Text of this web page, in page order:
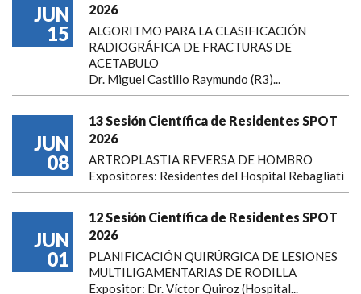
JUN
15
2026
ALGORITMO PARA LA CLASIFICACIÓN
RADIOGRÁFICA DE FRACTURAS DE
ACETABULO
Dr. Miguel Castillo Raymundo (R3)...
JUN
08
13 Sesión Científica de Residentes SPOT
2026
ARTROPLASTIA REVERSA DE HOMBRO
Expositores: Residentes del Hospital Rebagliati
JUN
01
12 Sesión Científica de Residentes SPOT
2026
PLANIFICACIÓN QUIRÚRGICA DE LESIONES
MULTILIGAMENTARIAS DE RODILLA
Expositor: Dr. Víctor Quiroz (Hospital...